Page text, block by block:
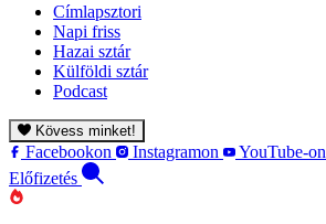
Címlapsztori
Napi friss
Hazai sztár
Külföldi sztár
Podcast
Kövess minket!
Facebookon Instagramon YouTube-on
Előfizetés